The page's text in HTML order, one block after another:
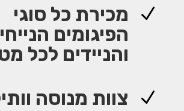
N
מכירת כל סוגי
הפיגומים
והניידים לכל
N צוות מנוסה